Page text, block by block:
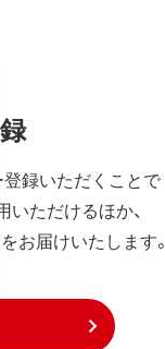
録いただくことで
ただけるほか、
お届けいたします。